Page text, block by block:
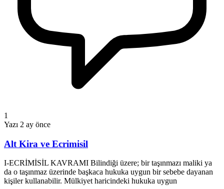
1
Yazı 2 ay önce
Alt Kira ve Ecrimisil
I-ECRİMİSİL KAVRAMI Bilindiği üzere; bir taşınmazı maliki ya
da o taşınmaz üzerinde başkaca hukuka uygun bir sebebe dayanan
kişiler kullanabilir. Mülkiyet haricindeki hukuka uygun